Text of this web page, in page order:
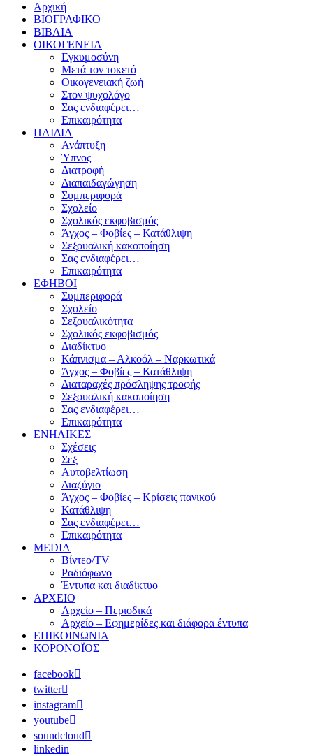
Αρχική
ΒΙΟΓΡΑΦΙΚΟ
ΒΙΒΛΙΑ
ΟΙΚΟΓΕΝΕΙΑ
Εγκυμοσύνη
Μετά τον τοκετό
Οικογενειακή ζωή
Στον ψυχολόγο
Σας ενδιαφέρει…
Επικαιρότητα
ΠΑΙΔΙΑ
Ανάπτυξη
Ύπνος
Διατροφή
Διαπαιδαγώγηση
Συμπεριφορά
Σχολείο
Σχολικός εκφοβισμός
Άγχος – Φοβίες – Κατάθλιψη
Σεξουαλική κακοποίηση
Σας ενδιαφέρει…
Επικαιρότητα
ΕΦΗΒΟΙ
Συμπεριφορά
Σχολείο
Σεξουαλικότητα
Σχολικός εκφοβισμός
Διαδίκτυο
Κάπνισμα – Αλκοόλ – Ναρκωτικά
Άγχος – Φοβίες – Κατάθλιψη
Διαταραχές πρόσληψης τροφής
Σεξουαλική κακοποίηση
Σας ενδιαφέρει…
Επικαιρότητα
ΕΝΗΛΙΚΕΣ
Σχέσεις
Σεξ
Αυτοβελτίωση
Διαζύγιο
Άγχος – Φοβίες – Κρίσεις πανικού
Κατάθλιψη
Σας ενδιαφέρει…
Επικαιρότητα
MEDIA
Βίντεο/TV
Ραδιόφωνο
Έντυπα και διαδίκτυο
ΑΡΧΕΙΟ
Αρχείο – Περιοδικά
Αρχείο – Εφημερίδες και διάφορα έντυπα
ΕΠΙΚΟΙΝΩΝΙΑ
ΚΟΡΟΝΟΪΟΣ
facebook
twitter
instagram
youtube
soundcloud
linkedin